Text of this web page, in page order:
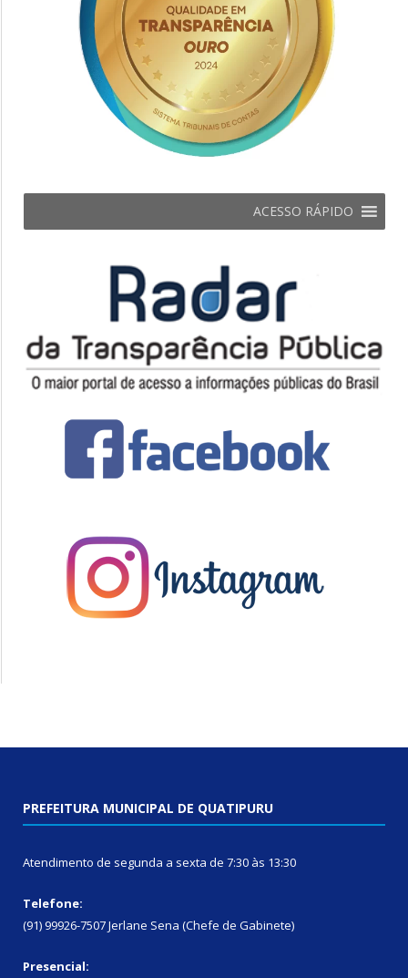
ACESSO RÁPIDO
PREFEITURA MUNICIPAL DE QUATIPURU
Atendimento de segunda a sexta de 7:30 às 13:30
Telefone:
(91) 99926-7507 Jerlane Sena (Chefe de Gabinete)
Presencial: